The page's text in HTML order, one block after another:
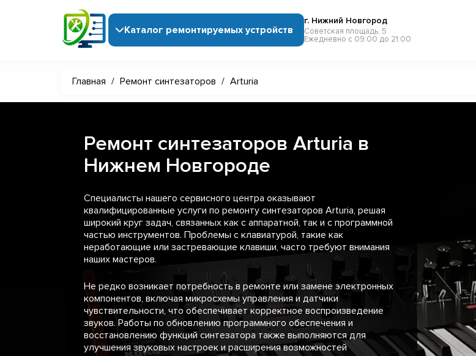
Каталог ремонтируемых устройств
г. Нижний Новгород
Советская площадь, 5
Ежедневно с 09:00 до 21:00
Главная / Ремонт синтезаторов / Arturia
Ремонт синтезаторов Arturia в
Нижнем Новгороде
Специалисты нашего сервисного центра оказывают
квалифицированные услуги по ремонту синтезаторов Arturia, решая
широкий круг задач, связанных как с аппаратной, так и с программной
частью инструментов. Проблемы с клавиатурой, такие как
неработающие или застревающие клавиши, часто требуют внимания
наших мастеров.
Не редко возникает потребность в ремонте или замене электронных
компонентов, включая микросхемы управления и датчики
чувствительности, что обеспечивает корректное воспроизведение
звуков. Работы по обновлению программного обеспечения и
восстановлению функций синтезатора также выполняются для
улучшения звуковых настроек и расширения возможностей